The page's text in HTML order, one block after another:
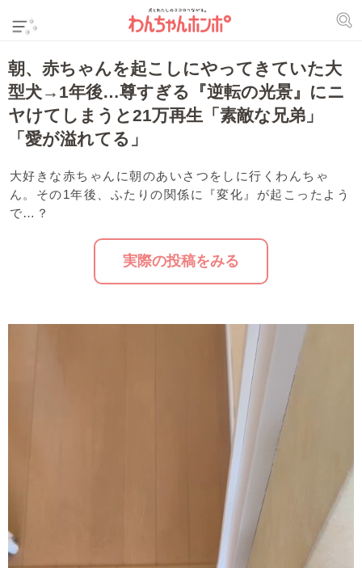
朝、赤ちゃんを起こしにやってきていた大
型犬→1年後…尊すぎる『逆転の光景』にニ
ヤけてしまうと21万再生「素敵な兄弟」
「愛が溢れてる」
大好きな赤ちゃんに朝のあいさつをしに行くわんちゃ
ん。その1年後、ふたりの関係に『変化』が起こったよう
で…？
実際の投稿をみる